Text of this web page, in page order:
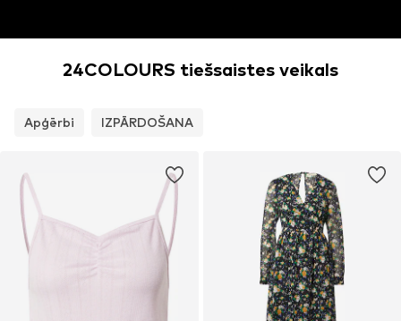
24COLOURS tiešsaistes veikals
Apģērbi IZPĀRDOŠANA